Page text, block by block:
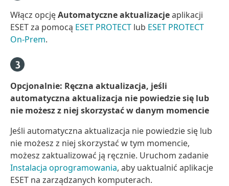
Włącz opcjęAutomatyczne aktualizacjeaplikacji
ESET za pomocą ESET PROTECT lub ESET PROTECT
On-Prem.
Opcjonalnie: Ręczna aktualizacja, jeśli
automatyczna aktualizacja nie powiedzie się lub
nie możesz z niej skorzystać w danym momencie
Jeśli automatyczna aktualizacja nie powiedzie się lub
nie możesz z niej skorzystać w tym momencie,
możesz zaktualizować ją ręcznie. Uruchom zadanie
Instalacja oprogramowania, aby uaktualnić aplikacje
ESET na zarządzanych komputerach.